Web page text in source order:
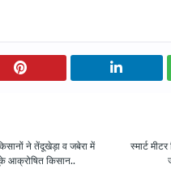
स्मार्ट
ने तेंदूखेड़ा व जबेरा में
आक्रोषित किसान..